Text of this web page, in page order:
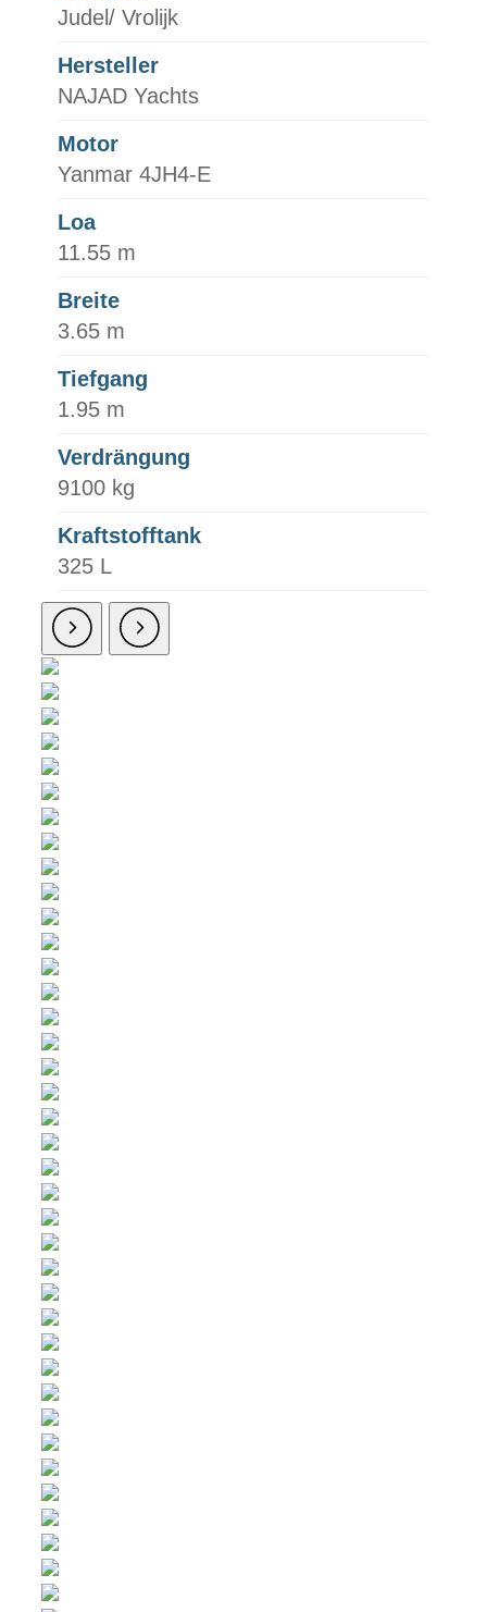
Judel/ Vrolijk
Hersteller
NAJAD Yachts
Motor
Yanmar 4JH4-E
Loa
11.55 m
Breite
3.65 m
Tiefgang
1.95 m
Verdrängung
9100 kg
Kraftstofftank
325 L